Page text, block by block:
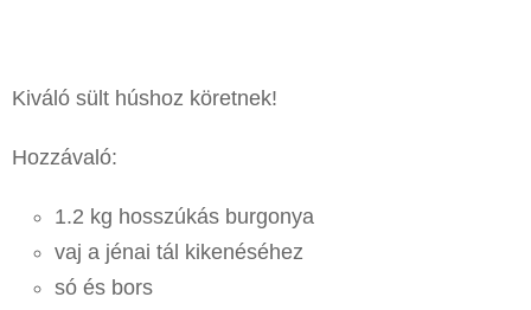
Kiváló sült húshoz köretnek!
Hozzávaló:
1.2 kg hosszúkás burgonya
vaj a jénai tál kikenéséhez
só és bors